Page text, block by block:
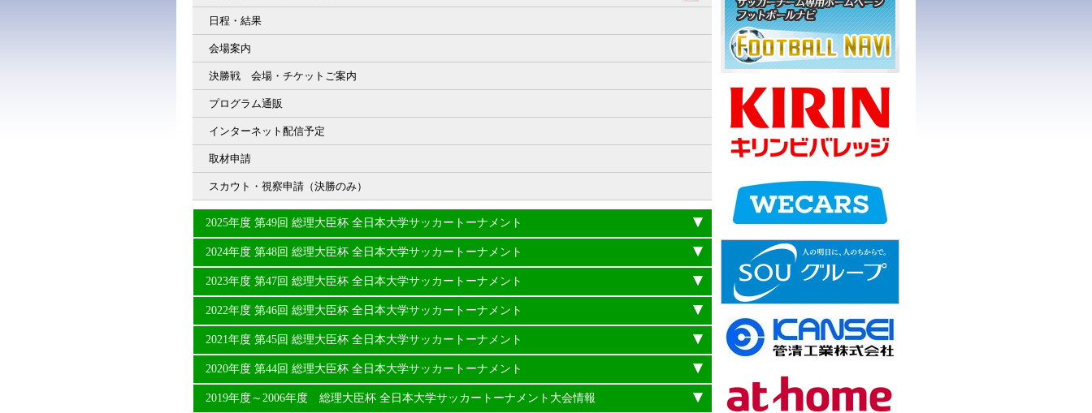
日程・結果
会場案内
決勝戦 会場・チケットご案内
プログラム通販
インターネット配信予定
取材申請
スカウト・視察申請（決勝のみ）
2025年度 第49回 総理大臣杯 全日本大学サッカートーナメント
2024年度 第48回 総理大臣杯 全日本大学サッカートーナメント
2023年度 第47回 総理大臣杯 全日本大学サッカートーナメント
2022年度 第46回 総理大臣杯 全日本大学サッカートーナメント
2021年度 第45回 総理大臣杯 全日本大学サッカートーナメント
2020年度 第44回 総理大臣杯 全日本大学サッカートーナメント
2019年度～2006年度 総理大臣杯 全日本大学サッカートーナメント大会情報